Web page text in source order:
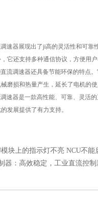
器展现出了ji高的灵活性和可靠
它还支持多种通信协议，方便用
调速器还具备节能环保的特点。
磨损和热量产生，延长了电机的使
器是一款高性能、可靠、灵活的
发展提供了有力支持。
块上的指示灯不亮 NCU不能
器：高效稳定，工业直流控